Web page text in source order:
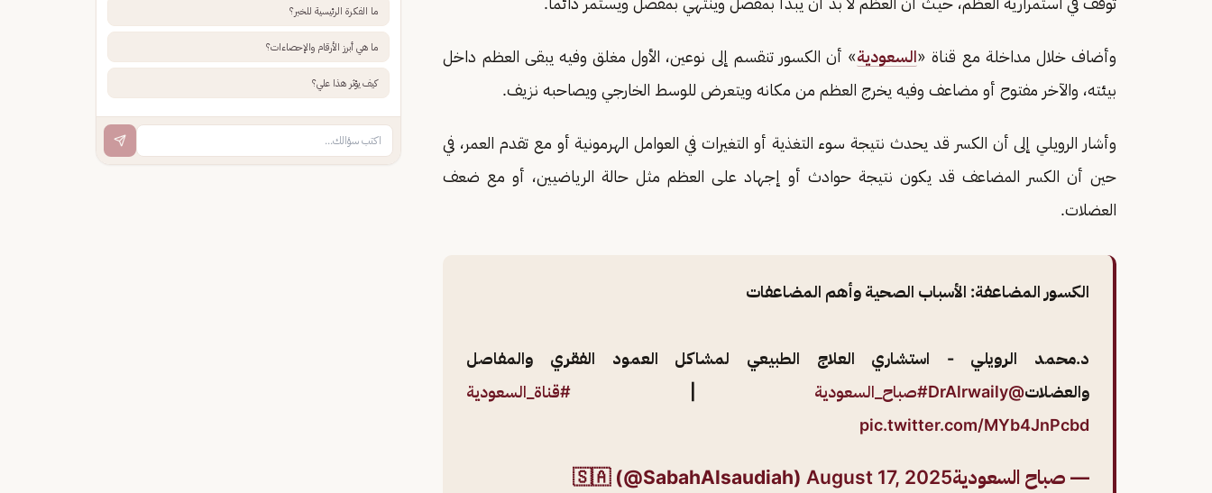
وأضاف خلال مداخلة مع قناة «السعودية» أن الكسور تنقسم إلى نوعين، الأول مغلق وفيه يبقى العظم داخل
بيئته، والآخر مفتوح أو مضاعف وفيه يخرج العظم من مكانه ويتعرض للوسط الخارجي ويصاحبه نزيف.
وأشار الرويلي إلى أن الكسر قد يحدث نتيجة سوء التغذية أو التغيرات في العوامل الهرمونية أو مع تقدم العمر، في
حين أن الكسر المضاعف قد يكون نتيجة حوادث أو إجهاد على العظم مثل حالة الرياضيين، أو مع ضعف
العضلات.
الكسور المضاعفة: الأسباب الصحية وأهم المضاعفات
د.محمد الرويلي - استشاري العلاج الطبيعي لمشاكل العمود الفقري والمفاصل
والعضلات@DrAlrwaily #صباح_السعودية
#قناة_السعودية
pic.twitter.com/MYb4JnPcbd
— صباح السعودية🇸🇦 (@SabahAlsaudiah)August 17, 2025
ما الفكرة الرئيسية للخبر؟
ما هي أبرز الأرقام والإحصاءات؟
كيف يؤثر هذا علي؟